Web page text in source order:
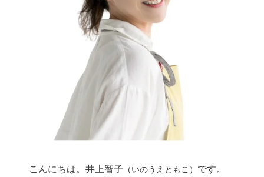
こんにちは。井上智子 （いのうえともこ） です。